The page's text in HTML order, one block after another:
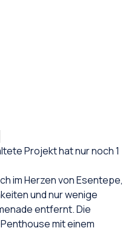
Projekt hat nur noch 1
im Herzen von Esentepe,
und nur wenige
entfernt. Die
mit einem